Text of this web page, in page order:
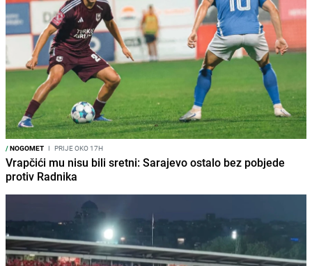
/NOGOMET I PRIJE OKO 17H
Vrapčići mu nisu bili sretni: Sarajevo ostalo bez pobjede
protiv Radnika